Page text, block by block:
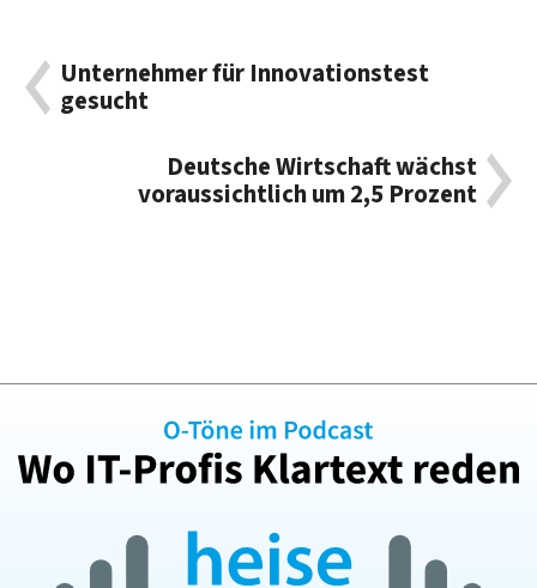
Unternehmer für Innovationstest
gesucht
Deutsche Wirtschaft wächst
voraussichtlich um 2,5 Prozent